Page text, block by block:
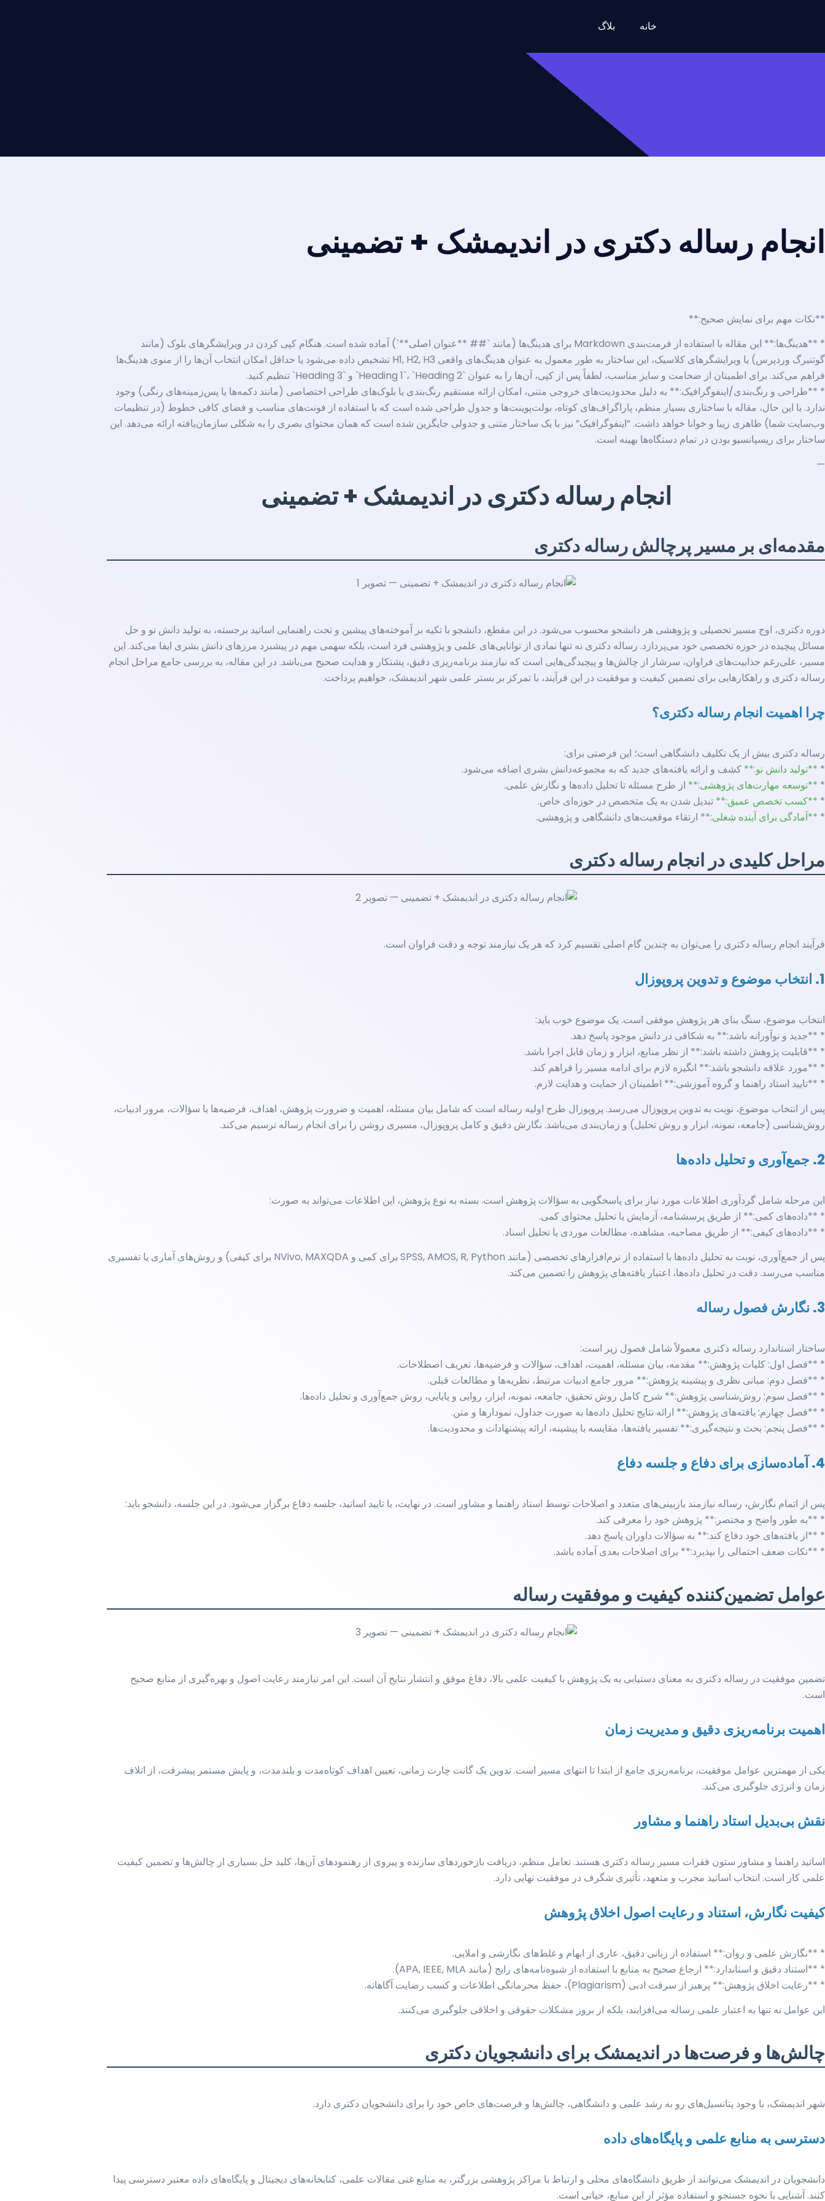
خانه بلاگ
انجام رساله دکتری در اندیمشک + تضمینی
**نکات مهم برای نمایش صحیح:**
* **هدینگ‌ها:** این مقاله با استفاده از فرمت‌بندی Markdown برای هدینگ‌ها (مانند `## **عنوان اصلی**`) آماده شده است. هنگام کپی کردن در ویرایشگرهای بلوک (مانند
گوتنبرگ وردپرس) یا ویرایشگرهای کلاسیک، این ساختار به طور معمول به عنوان هدینگ‌های واقعی H1, H2, H3 تشخیص داده می‌شود یا حداقل امکان انتخاب آن‌ها را از منوی هدینگ‌ها
فراهم می‌کند. برای اطمینان از ضخامت و سایز مناسب، لطفاً پس از کپی، آن‌ها را به عنوان `Heading 1`، `Heading 2` و `Heading 3` تنظیم کنید.
* **طراحی و رنگ‌بندی/اینفوگرافیک:** به دلیل محدودیت‌های خروجی متنی، امکان ارائه مستقیم رنگ‌بندی یا بلوک‌های طراحی اختصاصی (مانند دکمه‌ها یا پس‌زمینه‌های رنگی) وجود
ندارد. با این حال، مقاله با ساختاری بسیار منظم، پاراگراف‌های کوتاه، بولت‌پوینت‌ها و جدول طراحی شده است که با استفاده از فونت‌های مناسب و فضای کافی خطوط (در تنظیمات
وب‌سایت شما) ظاهری زیبا و خوانا خواهد داشت. “اینفوگرافیک” نیز با یک ساختار متنی و جدولی جایگزین شده است که همان محتوای بصری را به شکلی سازمان‌یافته ارائه می‌دهد. این
ساختار برای ریسپانسیو بودن در تمام دستگاه‌ها بهینه است.
—
انجام رساله دکتری در اندیمشک + تضمینی
مقدمه‌ای بر مسیر پرچالش رساله دکتری
دوره دکتری، اوج مسیر تحصیلی و پژوهشی هر دانشجو محسوب می‌شود. در این مقطع، دانشجو با تکیه بر آموخته‌های پیشین و تحت راهنمایی اساتید برجسته، به تولید دانش نو و حل
مسائل پیچیده در حوزه تخصصی خود می‌پردازد. رساله دکتری نه تنها نمادی از توانایی‌های علمی و پژوهشی فرد است، بلکه سهمی مهم در پیشبرد مرزهای دانش بشری ایفا می‌کند. این
مسیر، علی‌رغم جذابیت‌های فراوان، سرشار از چالش‌ها و پیچیدگی‌هایی است که نیازمند برنامه‌ریزی دقیق، پشتکار و هدایت صحیح می‌باشد. در این مقاله، به بررسی جامع مراحل انجام
رساله دکتری و راهکارهایی برای تضمین کیفیت و موفقیت در این فرآیند، با تمرکز بر بستر علمی شهر اندیمشک، خواهیم پرداخت.
چرا اهمیت انجام رساله دکتری؟
رساله دکتری بیش از یک تکلیف دانشگاهی است؛ این فرصتی برای:
* **تولید دانش نو:** کشف و ارائه یافته‌های جدید که به مجموعه‌دانش بشری اضافه می‌شود.
* **توسعه مهارت‌های پژوهشی:** از طرح مسئله تا تحلیل داده‌ها و نگارش علمی.
* **کسب تخصص عمیق:** تبدیل شدن به یک متخصص در حوزه‌ای خاص.
* **آمادگی برای آینده شغلی:** ارتقاء موقعیت‌های دانشگاهی و پژوهشی.
مراحل کلیدی در انجام رساله دکتری
فرآیند انجام رساله دکتری را می‌توان به چندین گام اصلی تقسیم کرد که هر یک نیازمند توجه و دقت فراوان است.
1. انتخاب موضوع و تدوین پروپوزال
انتخاب موضوع، سنگ بنای هر پژوهش موفقی است. یک موضوع خوب باید:
* **جدید و نوآورانه باشد:** به شکافی در دانش موجود پاسخ دهد.
* **قابلیت پژوهش داشته باشد:** از نظر منابع، ابزار و زمان قابل اجرا باشد.
* **مورد علاقه دانشجو باشد:** انگیزه لازم برای ادامه مسیر را فراهم کند.
* **تایید استاد راهنما و گروه آموزشی:** اطمینان از حمایت و هدایت لازم.
پس از انتخاب موضوع، نوبت به تدوین پروپوزال می‌رسد. پروپوزال طرح اولیه رساله است که شامل بیان مسئله، اهمیت و ضرورت پژوهش، اهداف، فرضیه‌ها یا سؤالات، مرور ادبیات،
روش‌شناسی (جامعه، نمونه، ابزار و روش تحلیل) و زمان‌بندی می‌باشد. نگارش دقیق و کامل پروپوزال، مسیری روشن را برای انجام رساله ترسیم می‌کند.
2. جمع‌آوری و تحلیل داده‌ها
این مرحله شامل گردآوری اطلاعات مورد نیاز برای پاسخگویی به سؤالات پژوهش است. بسته به نوع پژوهش، این اطلاعات می‌تواند به صورت:
* **داده‌های کمی:** از طریق پرسشنامه، آزمایش یا تحلیل محتوای کمی.
* **داده‌های کیفی:** از طریق مصاحبه، مشاهده، مطالعات موردی یا تحلیل اسناد.
پس از جمع‌آوری، نوبت به تحلیل داده‌ها با استفاده از نرم‌افزارهای تخصصی (مانند SPSS, AMOS, R, Python برای کمی و NVivo, MAXQDA برای کیفی) و روش‌های آماری یا تفسیری
مناسب می‌رسد. دقت در تحلیل داده‌ها، اعتبار یافته‌های پژوهش را تضمین می‌کند.
3. نگارش فصول رساله
ساختار استاندارد رساله دکتری معمولاً شامل فصول زیر است:
* **فصل اول: کلیات پژوهش:** مقدمه، بیان مسئله، اهمیت، اهداف، سؤالات و فرضیه‌ها، تعریف اصطلاحات.
* **فصل دوم: مبانی نظری و پیشینه پژوهش:** مرور جامع ادبیات مرتبط، نظریه‌ها و مطالعات قبلی.
* **فصل سوم: روش‌شناسی پژوهش:** شرح کامل روش تحقیق، جامعه، نمونه، ابزار، روایی و پایایی، روش جمع‌آوری و تحلیل داده‌ها.
* **فصل چهارم: یافته‌های پژوهش:** ارائه نتایج تحلیل داده‌ها به صورت جداول، نمودارها و متن.
* **فصل پنجم: بحث و نتیجه‌گیری:** تفسیر یافته‌ها، مقایسه با پیشینه، ارائه پیشنهادات و محدودیت‌ها.
4. آماده‌سازی برای دفاع و جلسه دفاع
پس از اتمام نگارش، رساله نیازمند بازبینی‌های متعدد و اصلاحات توسط استاد راهنما و مشاور است. در نهایت، با تایید اساتید، جلسه دفاع برگزار می‌شود. در این جلسه، دانشجو باید:
* **به طور واضح و مختصر:** پژوهش خود را معرفی کند.
* **از یافته‌های خود دفاع کند:** به سؤالات داوران پاسخ دهد.
* **نکات ضعف احتمالی را بپذیرد:** برای اصلاحات بعدی آماده باشد.
عوامل تضمین‌کننده کیفیت و موفقیت رساله
تضمین موفقیت در رساله دکتری به معنای دستیابی به یک پژوهش با کیفیت علمی بالا، دفاع موفق و انتشار نتایج آن است. این امر نیازمند رعایت اصول و بهره‌گیری از منابع صحیح
است.
اهمیت برنامه‌ریزی دقیق و مدیریت زمان
یکی از مهمترین عوامل موفقیت، برنامه‌ریزی جامع از ابتدا تا انتهای مسیر است. تدوین یک گانت چارت زمانی، تعیین اهداف کوتاه‌مدت و بلندمدت، و پایش مستمر پیشرفت، از اتلاف
زمان و انرژی جلوگیری می‌کند.
نقش بی‌بدیل استاد راهنما و مشاور
اساتید راهنما و مشاور ستون فقرات مسیر رساله دکتری هستند. تعامل منظم، دریافت بازخوردهای سازنده و پیروی از رهنمودهای آن‌ها، کلید حل بسیاری از چالش‌ها و تضمین کیفیت
علمی کار است. انتخاب اساتید مجرب و متعهد، تأثیری شگرف در موفقیت نهایی دارد.
کیفیت نگارش، استناد و رعایت اصول اخلاق پژوهش
* **نگارش علمی و روان:** استفاده از زبانی دقیق، عاری از ابهام و غلط‌های نگارشی و املایی.
* **استناد دقیق و استاندارد:** ارجاع صحیح به منابع با استفاده از شیوه‌نامه‌های رایج (مانند APA, IEEE, MLA).
* **رعایت اخلاق پژوهش:** پرهیز از سرقت ادبی (Plagiarism)، حفظ محرمانگی اطلاعات و کسب رضایت آگاهانه.
این عوامل نه تنها به اعتبار علمی رساله می‌افزایند، بلکه از بروز مشکلات حقوقی و اخلاقی جلوگیری می‌کنند.
چالش‌ها و فرصت‌ها در اندیمشک برای دانشجویان دکتری
شهر اندیمشک، با وجود پتانسیل‌های رو به رشد علمی و دانشگاهی، چالش‌ها و فرصت‌های خاص خود را برای دانشجویان دکتری دارد.
دسترسی به منابع علمی و پایگاه‌های داده
دانشجویان در اندیمشک می‌توانند از طریق دانشگاه‌های محلی و ارتباط با مراکز پژوهشی بزرگتر، به منابع غنی مقالات علمی، کتابخانه‌های دیجیتال و پایگاه‌های داده معتبر دسترسی پیدا
کنند. آشنایی با نحوه جستجو و استفاده مؤثر از این منابع، حیاتی است.